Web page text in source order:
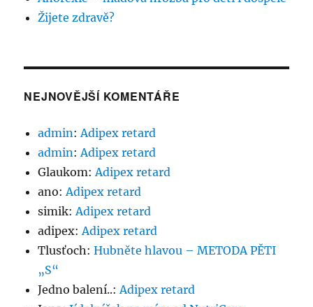
Žijete zdravě?
NEJNOVĚJŠÍ KOMENTÁŘE
admin:Adipex retard
admin:Adipex retard
Glaukom:Adipex retard
ano:Adipex retard
simik:Adipex retard
adipex:Adipex retard
Tlusťoch:Hubněte hlavou – METODA PĚTI
„S“
Jedno balení..:Adipex retard